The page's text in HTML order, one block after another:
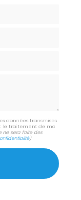
données transmises
le traitement de ma
ne sera faite des
)